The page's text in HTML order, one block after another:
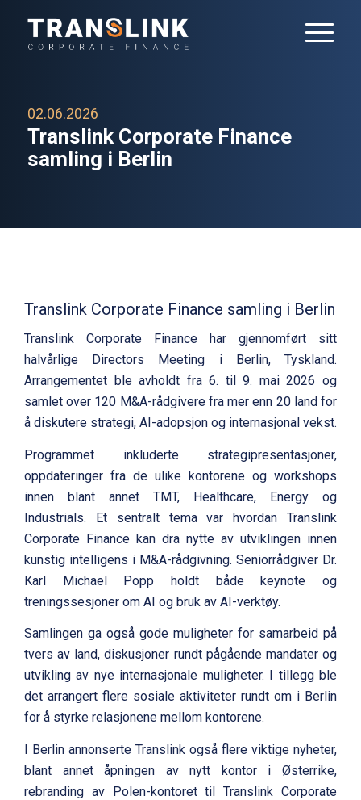
02.06.2026
Translink Corporate Finance
samling i Berlin
Translink Corporate Finance samling i Berlin
Translink Corporate Finance har gjennomført sitt
halvårlige Directors Meeting i Berlin, Tyskland.
Arrangementet ble avholdt fra 6. til 9. mai 2026 og
samlet over 120 M&A-rådgivere fra mer enn 20 land for
å diskutere strategi, AI-adopsjon og internasjonal vekst.
Programmet inkluderte strategipresentasjoner,
oppdateringer fra de ulike kontorene og workshops
innen blant annet TMT, Healthcare, Energy og
Industrials. Et sentralt tema var hvordan Translink
Corporate Finance kan dra nytte av utviklingen innen
kunstig intelligens i M&A-rådgivning. Seniorrådgiver Dr.
Karl Michael Popp holdt både keynote og
treningssesjoner om AI og bruk av AI-verktøy.
Samlingen ga også gode muligheter for samarbeid på
tvers av land, diskusjoner rundt pågående mandater og
utvikling av nye internasjonale muligheter. I tillegg ble
det arrangert flere sosiale aktiviteter rundt om i Berlin
for å styrke relasjonene mellom kontorene.
I Berlin annonserte Translink også flere viktige nyheter,
blant annet åpningen av nytt kontor i Østerrike,
rebranding av Polen-kontoret til Translink Corporate